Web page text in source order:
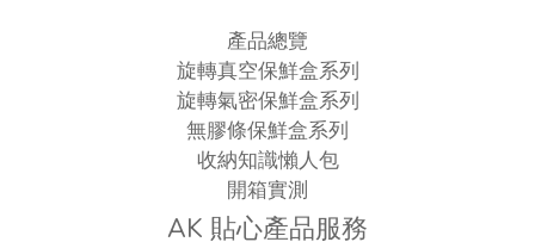
產品總覽
旋轉真空保鮮盒系列
旋轉氣密保鮮盒系列
無膠條保鮮盒系列
收納知識懶人包
開箱實測
AK 貼心產品服務